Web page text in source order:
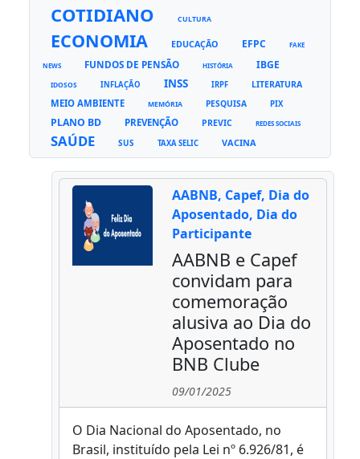
COTIDIANO CULTURA
ECONOMIA EDUCAÇÃO EFPC FAKE
NEWS FUNDOS DE PENSÃO HISTÓRIA IBGE
IDOSOS INFLAÇÃO INSS IRPF LITERATURA
MEIO AMBIENTE MEMÓRIA PESQUISA PIX
PLANO BD PREVENÇÃO PREVIC REDES SOCIAIS
SAÚDE SUS TAXA SELIC VACINA
AABNB, Capef, Dia do
Aposentado, Dia do
Participante
AABNB e Capef
convidam para
comemoração
alusiva ao Dia do
Aposentado no
BNB Clube
09/01/2025
O Dia Nacional do Aposentado, no
Brasil, instituído pela Lei nº 6.926/81, é